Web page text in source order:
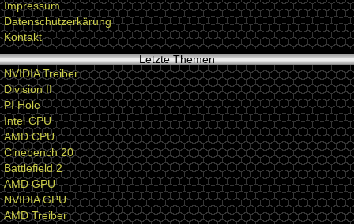
Impressum
Datenschutzerkärung
Kontakt
Letzte Themen
NVIDIA Treiber
Division II
PI Hole
Intel CPU
AMD CPU
Cinebench 20
Battlefield 2
AMD GPU
NVIDIA GPU
AMD Treiber